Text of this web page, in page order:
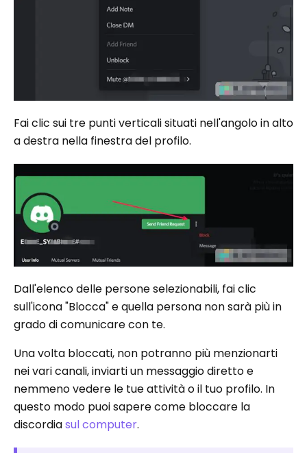
Fai clic sui tre punti verticali situati nell'angolo in alto
a destra nella finestra del profilo.
Dall'elenco delle persone selezionabili, fai clic
sull'icona "Blocca" e quella persona non sarà più in
grado di comunicare con te.
Una volta bloccati, non potranno più menzionarti
nei vari canali, inviarti un messaggio diretto e
nemmeno vedere le tue attività o il tuo profilo. In
questo modo puoi sapere come bloccare la
discordiasul computer.